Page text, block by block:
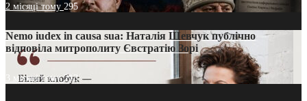
2 місяці тому 295
Nemo iudex in causa sua: Наталія Шевчук публічно
відповіла митрополиту Євстратію Зорі
3 місяці тому213